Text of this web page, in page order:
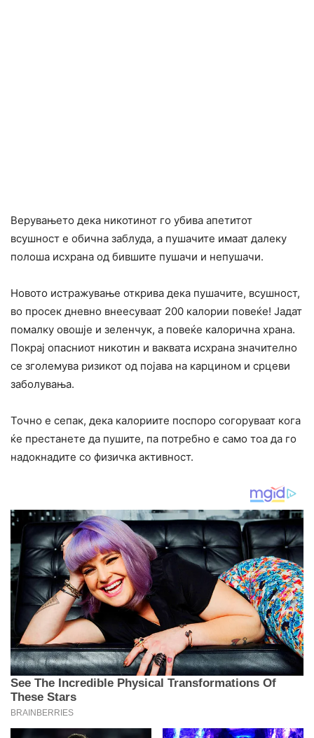
Верувањето дека никотинот го убива апетитот
всушност е обична заблуда, а пушачите имаат далеку
полоша исхрана од бившите пушачи и непушачи.
Новото истражување открива дека пушачите, всушност,
во просек дневно внеесуваат 200 калории повеќе! Јадат
помалку овошје и зеленчук, а повеќе калорична храна.
Покрај опасниот никотин и ваквата исхрана значително
се зголемува ризикот од појава на карцином и срцеви
заболувања.
Точно е сепак, дека калориите поспоро согоруваат кога
ќе престанете да пушите, па потребно е само тоа да го
надокнадите со физичка активност.